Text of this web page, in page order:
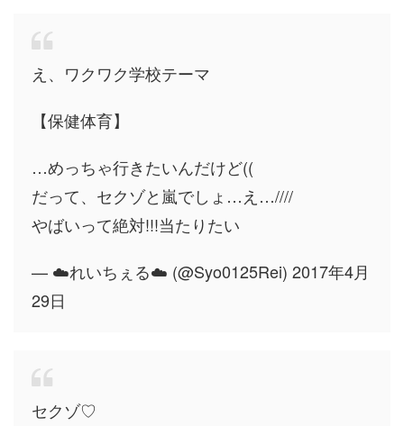
え、ワクワク学校テーマ
【保健体育】
…めっちゃ行きたいんだけど((
だって、セクゾと嵐でしょ…え…////
やばいって絶対!!!当たりたい
— ☁️れいちぇる☁️ (@Syo0125Rei) 2017年4月
29日
セクゾ♡